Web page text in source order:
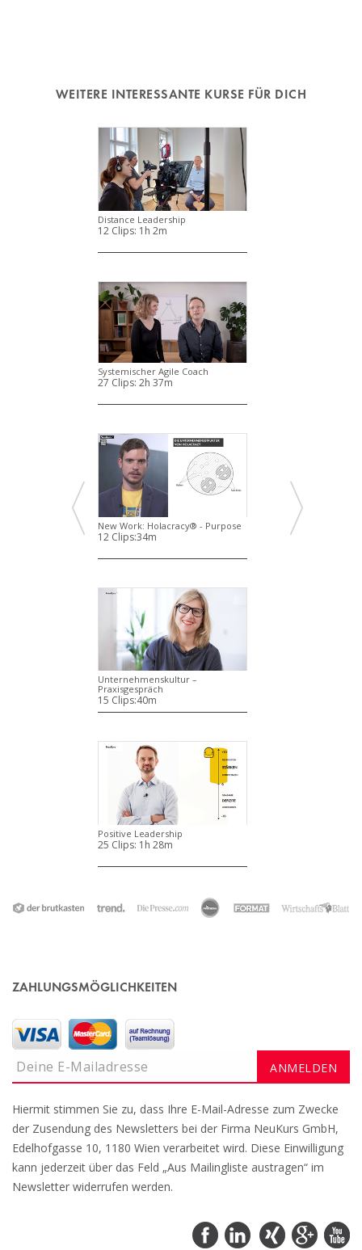
WEITERE INTERESSANTE KURSE FÜR DICH
Distance Leadership
12 Clips: 1h 2m
Systemischer Agile Coach
27 Clips: 2h 37m
New Work: Holacracy® - Purpose
12 Clips:34m
Unternehmenskultur –
Praxisgespräch
15 Clips:40m
Positive Leadership
25 Clips: 1h 28m
ZAHLUNGSMÖGLICHKEITEN
Hiermit stimmen Sie zu, dass Ihre E-Mail-Adresse zum Zwecke
der Zusendung des Newsletters bei der Firma NeuKurs GmbH,
Edelhofgasse 10, 1180 Wien verarbeitet wird. Diese Einwilligung
kann jederzeit über das Feld „Aus Mailingliste austragen“ im
Newsletter widerrufen werden.